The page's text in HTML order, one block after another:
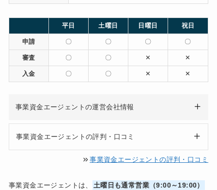
平日 土曜日 日曜日 祝日
申請 〇 〇 〇 〇
審査 〇 〇 ✕ ✕
入金 〇 〇 ✕ ✕
事業資金エージェントの運営会社情報
事業資金エージェントの評判・口コミ
事業資金エージェントの評判・口コミ
事業資金エージェントは、
土曜日も通常営業（9:00～19:00）